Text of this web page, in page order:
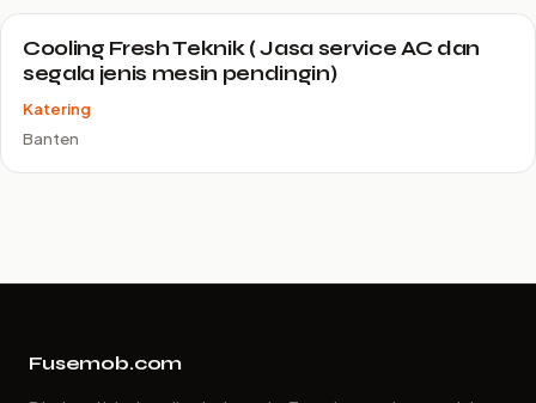
Cooling Fresh Teknik ( Jasa service AC dan
segala jenis mesin pendingin)
Katering
Banten
Fusemob.com